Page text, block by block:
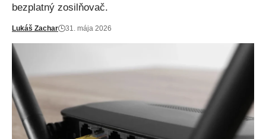
bezplatný zosilňovač.
Lukáš Zachar 31. mája 2026